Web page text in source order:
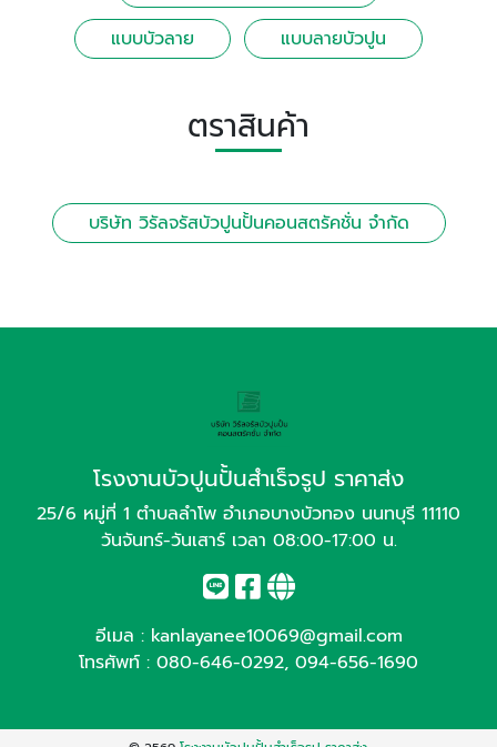
แบบบัวลาย
แบบลายบัวปูน
ตราสินค้า
บริษัท วิรัลจรัสบัวปูนปั้นคอนสตรัคชั่น จำกัด
โรงงานบัวปูนปั้นสำเร็จรูป ราคาส่ง
25/6 หมู่ที่ 1 ตำบลลำโพ อำเภอบางบัวทอง นนทบุรี 11110
วันจันทร์-วันเสาร์ เวลา 08:00-17:00 น.
อีเมล : kanlayanee10069@gmail.com
โทรศัพท์ : 080-646-0292, 094-656-1690